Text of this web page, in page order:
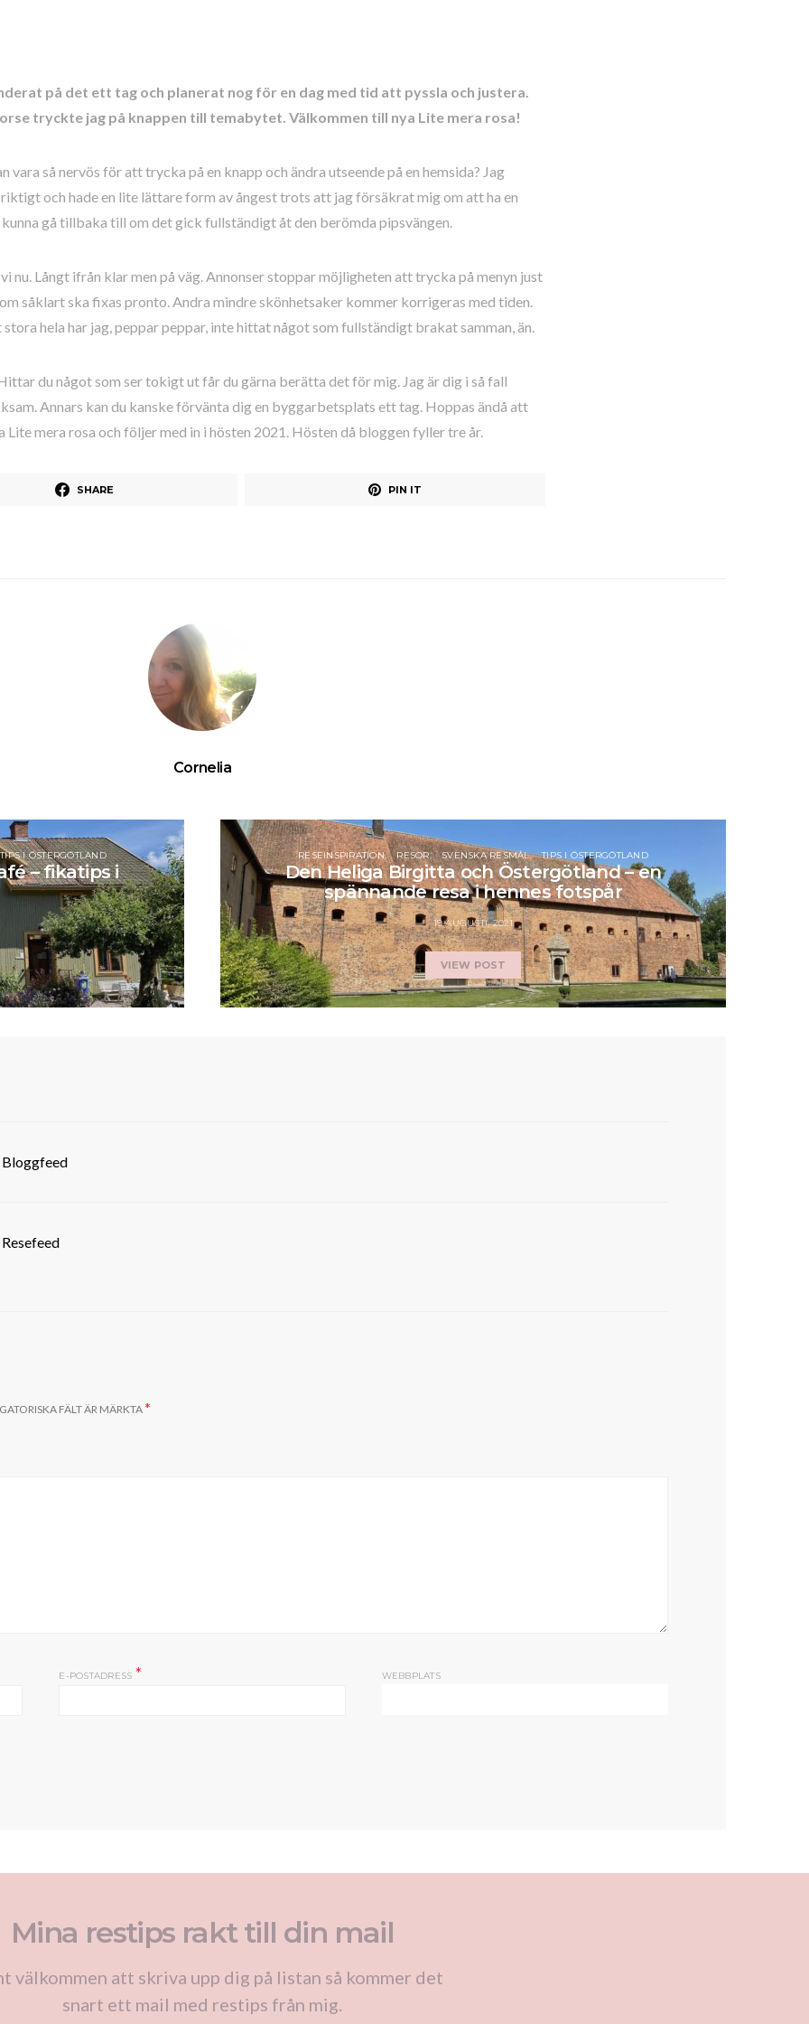
på det ett tag och planerat nog för en dag med tid att pyssla och justera.
tryckte jag på knappen till temabytet. Välkommen till nya Lite mera rosa!
vara så nervös för att trycka på en knapp och ändra utseende på en hemsida? Jag
och hade en lite lättare form av ångest trots att jag försäkrat mig om att ha en
gå tillbaka till om det gick fullständigt åt den berömda pipsvängen.
nu. Långt ifrån klar men på väg. Annonser stoppar möjligheten att trycka på menyn just
såklart ska fixas pronto. Andra mindre skönhetsaker kommer korrigeras med tiden.
stora hela har jag, peppar peppar, inte hittat något som fullständigt brakat samman, än.
du något som ser tokigt ut får du gärna berätta det för mig. Jag är dig i så fall
Annars kan du kanske förvänta dig en byggarbetsplats ett tag. Hoppas ändå att
Lite mera rosa och följer med in i hösten 2021. Hösten då bloggen fyller tre år.
SHARE PIN IT
Cornelia
TIPS I ÖSTERGÖTLAND
– fikatips i
RESEINSPIRATION RESOR SVENSKA RESMÅL TIPS I ÖSTERGÖTLAND
Den Heliga Birgitta och Östergötland – en
spännande resa i hennes fotspår
19 AUGUSTI, 2021
VIEW POST
Bloggfeed
FÄLT ÄR MÄRKTA*
E-POSTADRESS * WEBBPLATS
Mina restips rakt till din mail
välkommen att skriva upp dig på listan så kommer det
snart ett mail med restips från mig.